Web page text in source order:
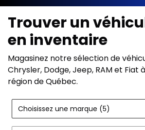
Trouver un
en inventaire
Magasinez notre sélection de
Chrysler, Dodge, Jeep, RAM et Fiat
région de Québec.
Choisissez une marque (5)